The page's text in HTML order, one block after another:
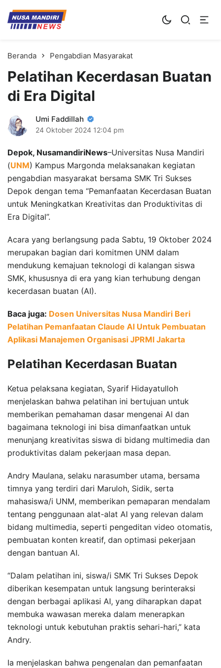
Kampus Digital Bisnis
Universitas Nusa Mandiri
Beranda Pengabdian Masyarakat
Pelatihan Kecerdasan Buatan
di Era Digital
Umi Faddillah
24 Oktober 2024 12:04 pm
Depok, NusamandiriNews–Universitas Nusa Mandiri
(UNM) Kampus Margonda melaksanakan kegiatan
pengabdian masyarakat bersama SMK Tri Sukses
Depok dengan tema “Pemanfaatan Kecerdasan Buatan
untuk Meningkatkan Kreativitas dan Produktivitas di
Era Digital”.
Acara yang berlangsung pada Sabtu, 19 Oktober 2024
merupakan bagian dari komitmen UNM dalam
mendukung kemajuan teknologi di kalangan siswa
SMK, khususnya di era yang kian terhubung dengan
kecerdasan buatan (AI).
Baca juga: Dosen Universitas Nusa Mandiri Beri
Pelatihan Pemanfaatan Claude AI Untuk Pembuatan
Aplikasi Manajemen Organisasi JPRMI Jakarta
Pelatihan Kecerdasan Buatan
Ketua pelaksana kegiatan, Syarif Hidayatulloh
menjelaskan bahwa pelatihan ini bertujuan untuk
memberikan pemahaman dasar mengenai AI dan
bagaimana teknologi ini bisa dimanfaatkan untuk
menunjang kreativitas siswa di bidang multimedia dan
produktivitas dalam pekerjaan masa depan.
Andry Maulana, selaku narasumber utama, bersama
timnya yang terdiri dari Maruloh, Sidik, serta
mahasiswa/i UNM, memberikan pemaparan mendalam
tentang penggunaan alat-alat AI yang relevan dalam
bidang multimedia, seperti pengeditan video otomatis,
pembuatan konten kreatif, dan optimasi pekerjaan
dengan bantuan AI.
“Dalam pelatihan ini, siswa/i SMK Tri Sukses Depok
diberikan kesempatan untuk langsung berinteraksi
dengan berbagai aplikasi AI, yang diharapkan dapat
membuka wawasan mereka dalam menerapkan
teknologi untuk kebutuhan praktis sehari-hari,” kata
Andry.
Ia menjelaskan bahwa pengenalan dan pemanfaatan